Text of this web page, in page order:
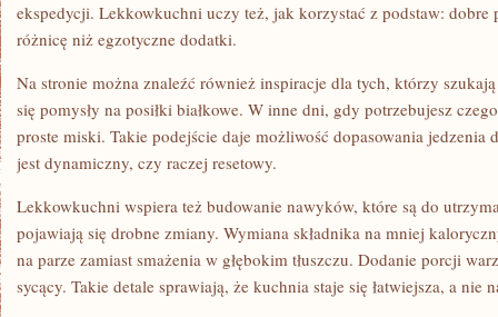
ekspedycji. Lekkowkuchni uczy też, jak korzystać z podstaw: dobre
różnicę niż egzotyczne dodatki.
Na stronie można znaleźć również inspiracje dla tych, którzy
się pomysły na posiłki białkowe. W inne dni, gdy potrzebujesz
proste miski. Takie podejście daje możliwość dopasowania jedzenia
jest dynamiczny, czy raczej resetowy.
Lekkowkuchni wspiera też budowanie nawyków, które są do
pojawiają się drobne zmiany. Wymiana składnika na mniej
na parze zamiast smażenia w głębokim tłuszczu. Dodanie porcji
sycący. Takie detale sprawiają, że kuchnia staje się łatwiejsza, a nie